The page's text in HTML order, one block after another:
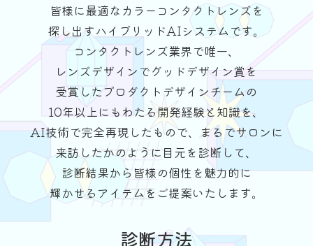
皆様に最適なカラーコンタクトレンズを
探し出すハイブリッドAIシステムです。
コンタクトレンズ業界で唯一、
レンズデザインでグッドデザイン賞を
受賞したプロダクトデザインチームの
10年以上にもわたる開発経験と知識を、
AI技術で完全再現したもので、まるでサロンに
来訪したかのように目元を診断して、
診断結果から皆様の個性を魅力的に
輝かせるアイテムを ご提案いたします。
診断方法